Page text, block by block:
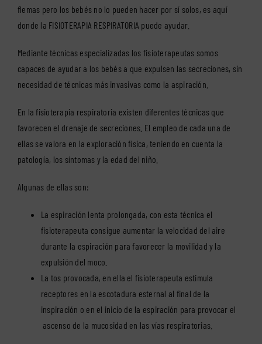
flemas pero los bebés no lo pueden hacer por sí solos, es aquí
donde la FISIOTERAPIA RESPIRATORIA puede ayudar.
Mediante técnicas especializadas los fisioterapeutas somos
capaces de ayudar a los bebés a que expulsen las secreciones, sin
necesidad de técnicas más invasivas como la aspiración.
En la fisioterapia respiratoria existen diferentes técnicas que
favorecen el drenaje de secreciones. El empleo de cada una de
ellas se valora en la exploración física, teniendo en cuenta la
patología, los síntomas y la edad del niño.
Algunas de ellas son:
La espiración lenta prolongada, con esta técnica el
fisioterapeuta consigue aumentar la velocidad del aire
durante la espiración para favorecer la movilidad y la
expulsión del moco.
La tos provocada, en ella el fisioterapeuta estimula
receptores en la escotadura esternal al final de la
inspiración o en el inicio de la espiración para provocar el
ascenso de la mucosidad en las vías respiratorias.